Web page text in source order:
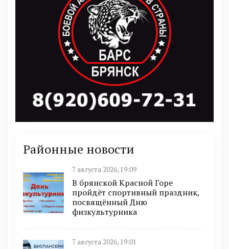
Районные новости
7 августа 2026, 19:09
В брянской Красной Горе
пройдёт спортивный праздник,
посвящённый Дню
физкультурника
7 августа 2026, 19:01